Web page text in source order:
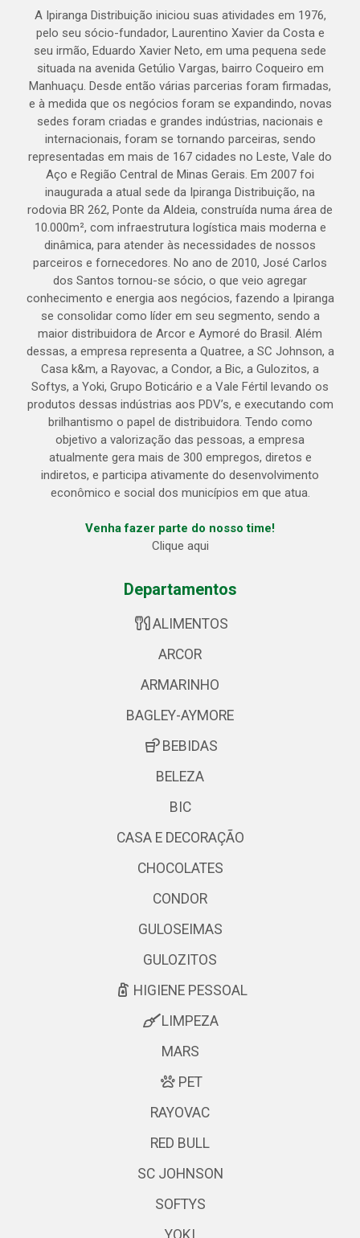
A Ipiranga Distribuição iniciou suas atividades em 1976,
pelo seu sócio-fundador, Laurentino Xavier da Costa e
seu irmão, Eduardo Xavier Neto, em uma pequena sede
situada na avenida Getúlio Vargas, bairro Coqueiro em
Manhuaçu. Desde então várias parcerias foram firmadas,
e à medida que os negócios foram se expandindo, novas
sedes foram criadas e grandes indústrias, nacionais e
internacionais, foram se tornando parceiras, sendo
representadas em mais de 167 cidades no Leste, Vale do
Aço e Região Central de Minas Gerais. Em 2007 foi
inaugurada a atual sede da Ipiranga Distribuição, na
rodovia BR 262, Ponte da Aldeia, construída numa área de
10.000m², com infraestrutura logística mais moderna e
dinâmica, para atender às necessidades de nossos
parceiros e fornecedores. No ano de 2010, José Carlos
dos Santos tornou-se sócio, o que veio agregar
conhecimento e energia aos negócios, fazendo a Ipiranga
se consolidar como líder em seu segmento, sendo a
maior distribuidora de Arcor e Aymoré do Brasil. Além
dessas, a empresa representa a Quatree, a SC Johnson, a
Casa k&m, a Rayovac, a Condor, a Bic, a Gulozitos, a
Softys, a Yoki, Grupo Boticário e a Vale Fértil levando os
produtos dessas indústrias aos PDV’s, e executando com
brilhantismo o papel de distribuidora. Tendo como
objetivo a valorização das pessoas, a empresa
atualmente gera mais de 300 empregos, diretos e
indiretos, e participa ativamente do desenvolvimento
econômico e social dos municípios em que atua.
Venha fazer parte do nosso time!
Clique aqui
Departamentos
ALIMENTOS
ARCOR
ARMARINHO
BAGLEY-AYMORE
BEBIDAS
BELEZA
BIC
CASA E DECORAÇÃO
CHOCOLATES
CONDOR
GULOSEIMAS
GULOZITOS
HIGIENE PESSOAL
LIMPEZA
MARS
PET
RAYOVAC
RED BULL
SC JOHNSON
SOFTYS
YOKI